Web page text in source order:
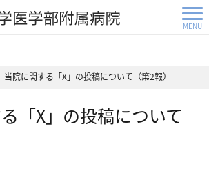
MENU
当院に関する「X」の投稿について（第2報）
「X」の投稿について